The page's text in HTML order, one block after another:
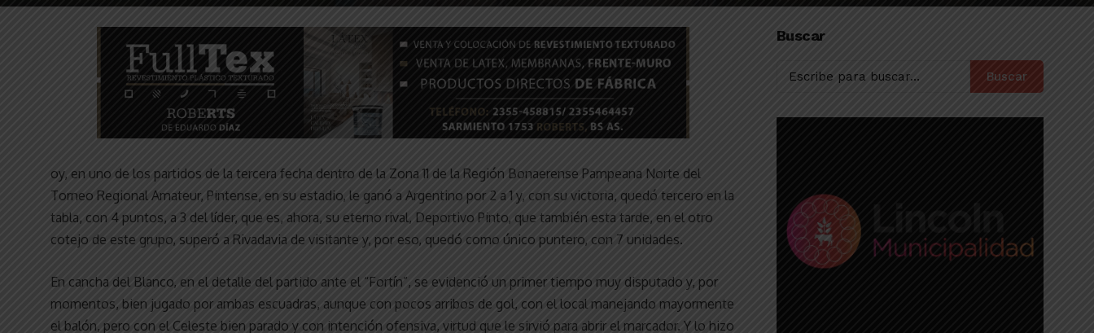
oy, en uno de los partidos de la tercera fecha dentro de la Zona 11 de la Región Bonaerense Pampeana Norte del
Torneo Regional Amateur, Pintense, en su estadio, le ganó a Argentino por 2 a 1 y, con su victoria, quedó tercero en la
tabla, con 4 puntos, a 3 del líder, que es, ahora, su eterno rival, Deportivo Pinto, que también esta tarde, en el otro
cotejo de este grupo, superó a Rivadavia de visitante y, por eso, quedó como único puntero, con 7 unidades.
En cancha del Blanco, en el detalle del partido ante el “Fortín”, se evidenció un primer tiempo muy disputado y, por
momentos, bien jugado por ambas escuadras, aunque con pocos arribos de gol, con el local manejando mayormente
el balón, pero con el Celeste bien parado y con intención ofensiva, virtud que le sirvió para abrir el marcador. Y lo hizo
Buscar
Buscar